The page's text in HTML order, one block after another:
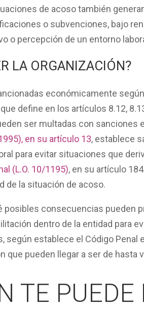
de acosotambién
o subvenciones, bajo
o percepción de un entorno
LA ORGANIZACIÓN?
económicamente
que define en los artículos 8.12,
ser multadas con sanciones
en su artículo 13, establece
para evitar situaciones que
(L.O. 10/1195), en su artículo
de la situación de acoso.
posibles consecuencias pueden
dentro de la entidad para
según establece el Código Penal
que pueden llegar a ser de hasta
TE PUEDE